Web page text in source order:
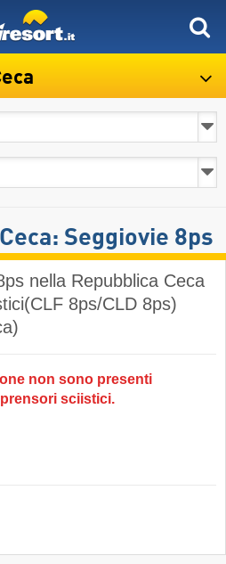
Seggiovie 8ps
nella Repubblica Ceca
8ps/CLD 8ps)
non sono presenti
sciistici.